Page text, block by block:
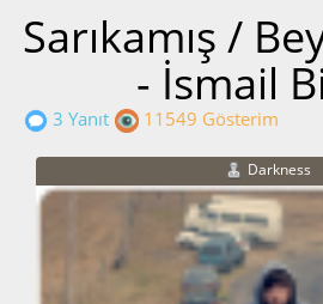
Sarıkamış /
- İsmail
3 Yanıt 11549 Gösterim
Darkness